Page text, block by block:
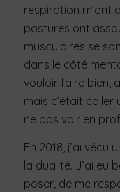
respiration m’ont
postures ont
musculaires se
dans le côté
vouloir faire bien,
mais c’était coller
ne pas voir en
En 2018, j’ai vécu
la dualité. J’ai eu
poser, de me